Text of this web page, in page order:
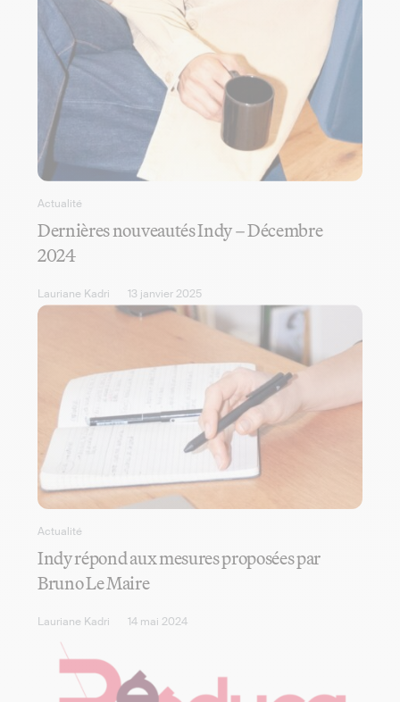
Actualité
Dernières nouveautés Indy – Décembre
2024
Lauriane Kadri 13 janvier 2025
Actualité
Indy répond aux mesures proposées par
Bruno Le Maire
Lauriane Kadri 14 mai 2024